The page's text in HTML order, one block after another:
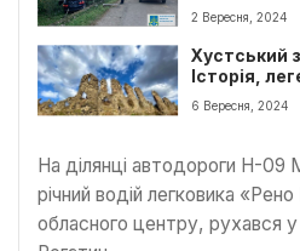
2 Вересня, 2024
Хустський
Історія,
6 Вересня, 2024
На ділянці автодороги Н-09
річний водій легковика
обласного центру, рухався